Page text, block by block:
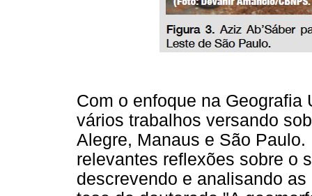
Com o enfoque na Geografia
vários trabalhos versando
Alegre, Manaus e São
relevantes reflexões sobre o
descrevendo e analisando